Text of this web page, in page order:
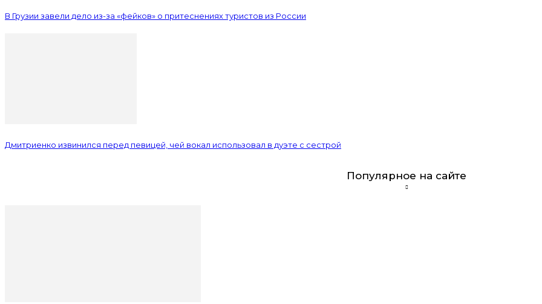
В Грузии завели дело из-за «фейков» о притеснениях туристов из России
Дмитриенко извинился перед певицей, чей вокал использовал в дуэте с сестрой
Популярное на сайте